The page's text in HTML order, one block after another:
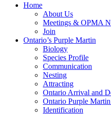
Home
About Us
Meetings & OPMA
Join
Ontario’s Purple Martin
Biology
Species Profile
Communication
Nesting
Attracting
Ontario Arrival and
Ontario Purple
Identification